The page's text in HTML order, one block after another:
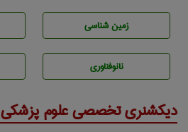
زمين شناسی
نانوفناوری
دیکشنری تخصصی علوم پزشکی